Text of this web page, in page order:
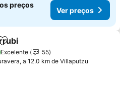
preços
Ver preços
Adicionar aos favoritos
Excelente
55
a 12.0 km de Villaputzu